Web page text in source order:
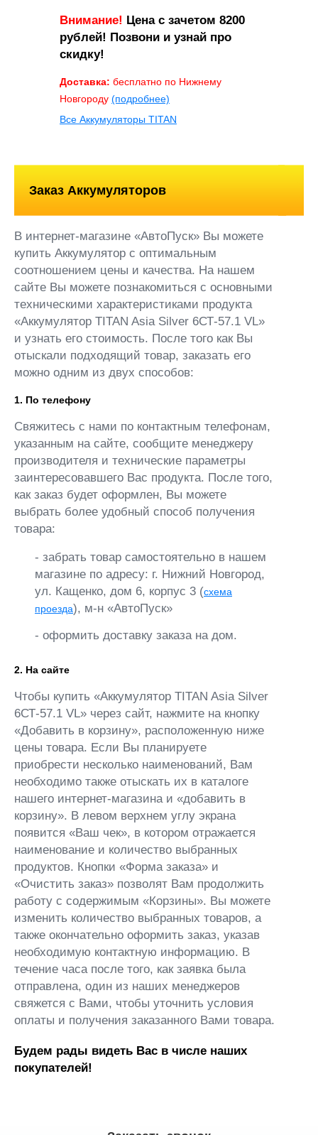
Внимание! Цена с зачетом 8200
рублей! Позвони и узнай про
скидку!
Доставка: бесплатно по Нижнему
Новгороду (подробнее)
Все Аккумуляторы TITAN
Заказ Аккумуляторов
В интернет-магазине «АвтоПуск» Вы можете
купить Аккумулятор с оптимальным
соотношением цены и качества. На нашем
сайте Вы можете познакомиться с основными
техническими характеристиками продукта
«Аккумулятор TITAN Asia Silver 6СТ-57.1 VL»
и узнать его стоимость. После того как Вы
отыскали подходящий товар, заказать его
можно одним из двух способов:
1. По телефону
Свяжитесь с нами по контактным телефонам,
указанным на сайте, сообщите менеджеру
производителя и технические параметры
заинтересовавшего Вас продукта. После того,
как заказ будет оформлен, Вы можете
выбрать более удобный способ получения
товара:
- забрать товар самостоятельно в нашем
магазине по адресу: г. Нижний Новгород,
ул. Кащенко, дом 6, корпус 3 (схема
проезда), м-н «АвтоПуск»
- оформить доставку заказа на дом.
2. На сайте
Чтобы купить «Аккумулятор TITAN Asia Silver
6СТ-57.1 VL» через сайт, нажмите на кнопку
«Добавить в корзину», расположенную ниже
цены товара. Если Вы планируете
приобрести несколько наименований, Вам
необходимо также отыскать их в каталоге
нашего интернет-магазина и «добавить в
корзину». В левом верхнем углу экрана
появится «Ваш чек», в котором отражается
наименование и количество выбранных
продуктов. Кнопки «Форма заказа» и
«Очистить заказ» позволят Вам продолжить
работу с содержимым «Корзины». Вы можете
изменить количество выбранных товаров, а
также окончательно оформить заказ, указав
необходимую контактную информацию. В
течение часа после того, как заявка была
отправлена, один из наших менеджеров
свяжется с Вами, чтобы уточнить условия
оплаты и получения заказанного Вами товара.
Будем рады видеть Вас в числе наших
покупателей!